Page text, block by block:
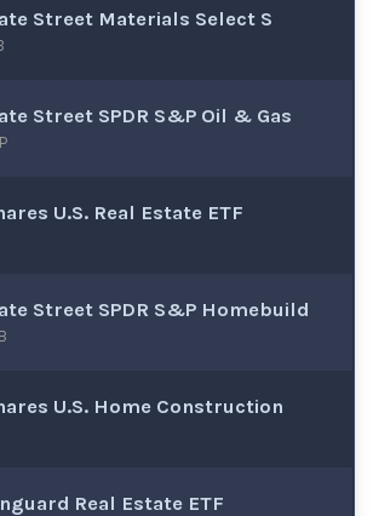
Street Materials Select S
Street SPDR S&P Oil & Gas
U.S. Real Estate ETF
Street SPDR S&P Homebuild
U.S. Home Construction
Real Estate ETF